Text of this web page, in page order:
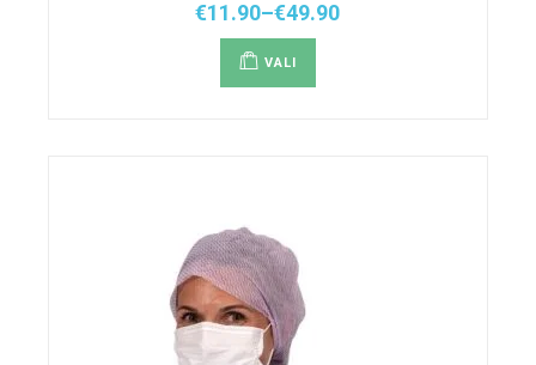
€11.90–€49.90
Hinnavahemik:
€11.90
kuni
€49.90
VALI
mitu